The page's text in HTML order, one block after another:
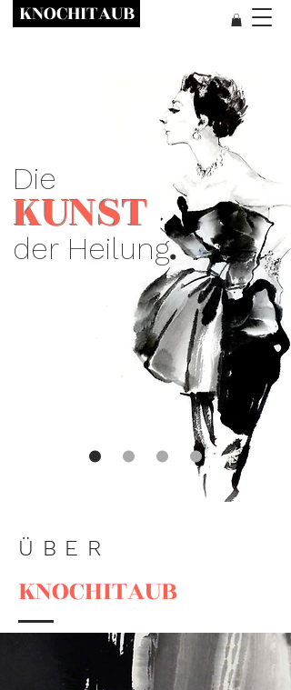
KNOCHITAUB
Die
KUNST
der Heilung.
ÜBER
KNOCHITAUB